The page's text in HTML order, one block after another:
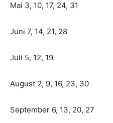
Mai 3, 10, 17, 24, 31
Juni 7, 14, 21, 28
Juli 5, 12, 19
August 2, 9, 16, 23, 30
September 6, 13, 20, 27